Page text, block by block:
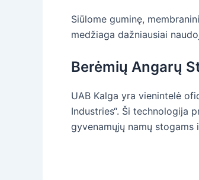
Siūlome guminę,
medžiaga dažniausiai
Berėmių Angarų
UAB Kalga yra vienintelė
Industries“. Ši technologija
gyvenamųjų namų stogams